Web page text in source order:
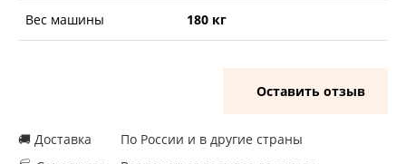
Вес машины 180 кг
Оставить отзыв
🚚 Доставка
По России и в другие страны